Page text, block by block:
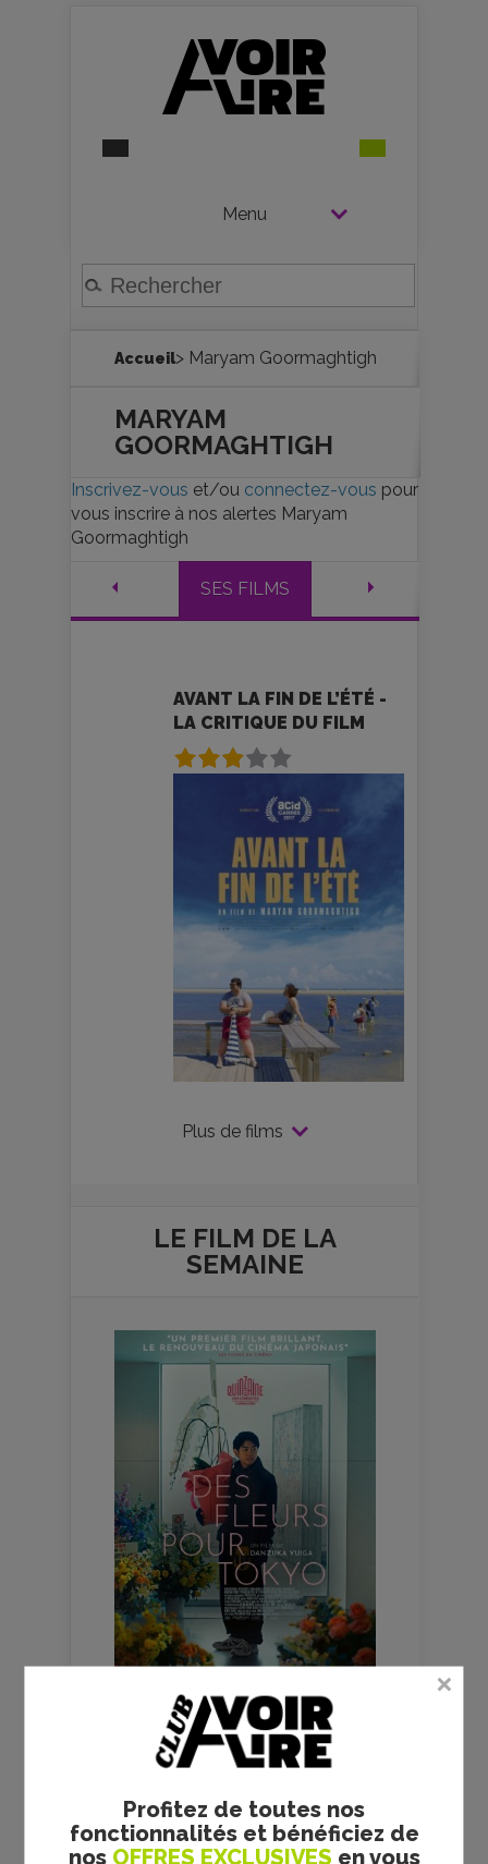
Menu
Profitez de toutes nos
fonctionnalités et bénéficiez de
nos OFFRES EXCLUSIVES en vous
Accueil> Maryam Goormaghtigh
MARYAM
GOORMAGHTIGH
Inscrivez-vous et/ou connectez-vous pour
vous inscrire à nos alertes Maryam
Goormaghtigh
SES FILMS
AVANT LA FIN DE L’ÉTÉ -
LA CRITIQUE DU FILM
Plus de films
LE FILM DE LA
SEMAINE
FILMSCULTES